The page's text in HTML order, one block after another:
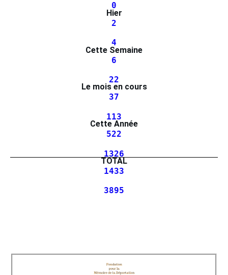
0
Hier
2
4
Cette Semaine
6
22
Le mois en cours
37
113
Cette Année
522
1326
TOTAL
1433
3895